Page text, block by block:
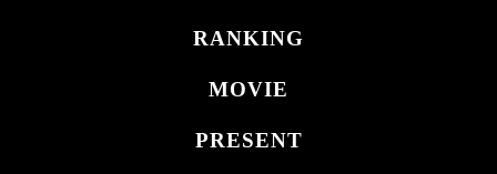
RANKING
MOVIE
PRESENT